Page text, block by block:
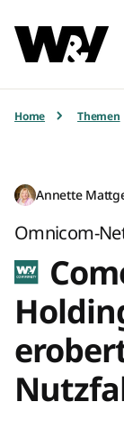
Home Themen
Annette
Omnicom-